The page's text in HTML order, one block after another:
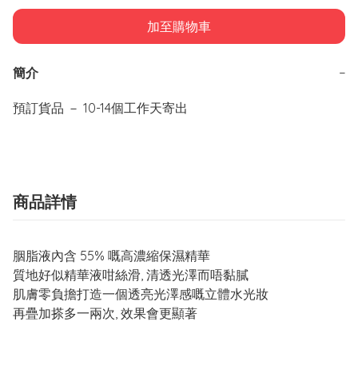
加至購物車
簡介 −
商品詳情
胭脂液內含 55% 嘅高濃縮保濕精華
質地好似精華液咁絲滑, 清透光澤而唔黏膩
肌膚零負擔打造一個透亮光澤感嘅立體水光妝
再疊加搽多一兩次, 效果會更顯著